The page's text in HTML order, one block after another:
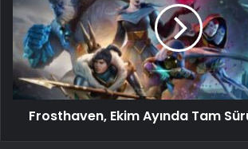
Frosthaven, Ekim Ayında Tam